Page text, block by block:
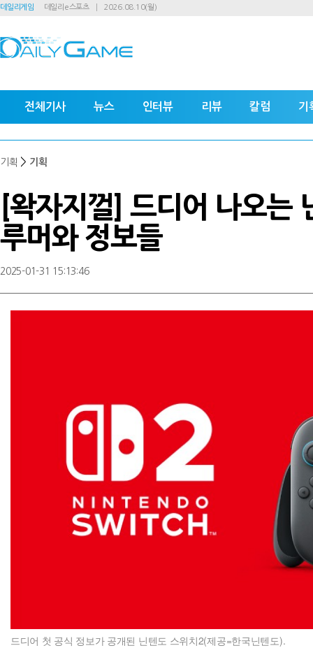
데일리게임 데일리e스포츠 2026.08.10(월)
전체기사 뉴스 인터뷰 리뷰 칼럼 기
기획 > 기획
[왁자지껄] 드디어 나오는
루머와 정보들
2025-01-31 15:13:46
드디어 첫 공식 정보가 공개된 닌텐도 스위치2(제공=한국닌텐도).